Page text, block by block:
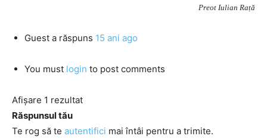
Preot Iulian Rață
Guest a răspuns 15 ani ago
You must login to post comments
Afișare 1 rezultat
Răspunsul tău
Te rog să te autentifici mai întâi pentru a trimite.